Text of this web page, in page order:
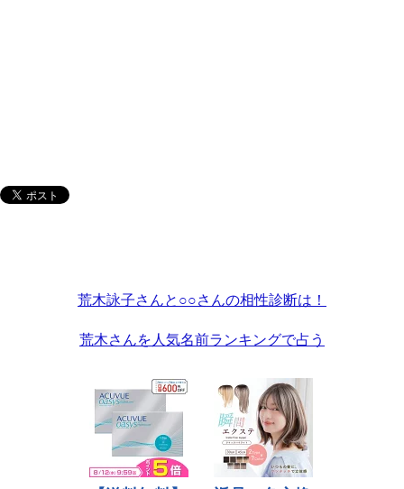
荒木詠子さんと○○さんの相性診断は！
荒木さんを人気名前ランキングで占う